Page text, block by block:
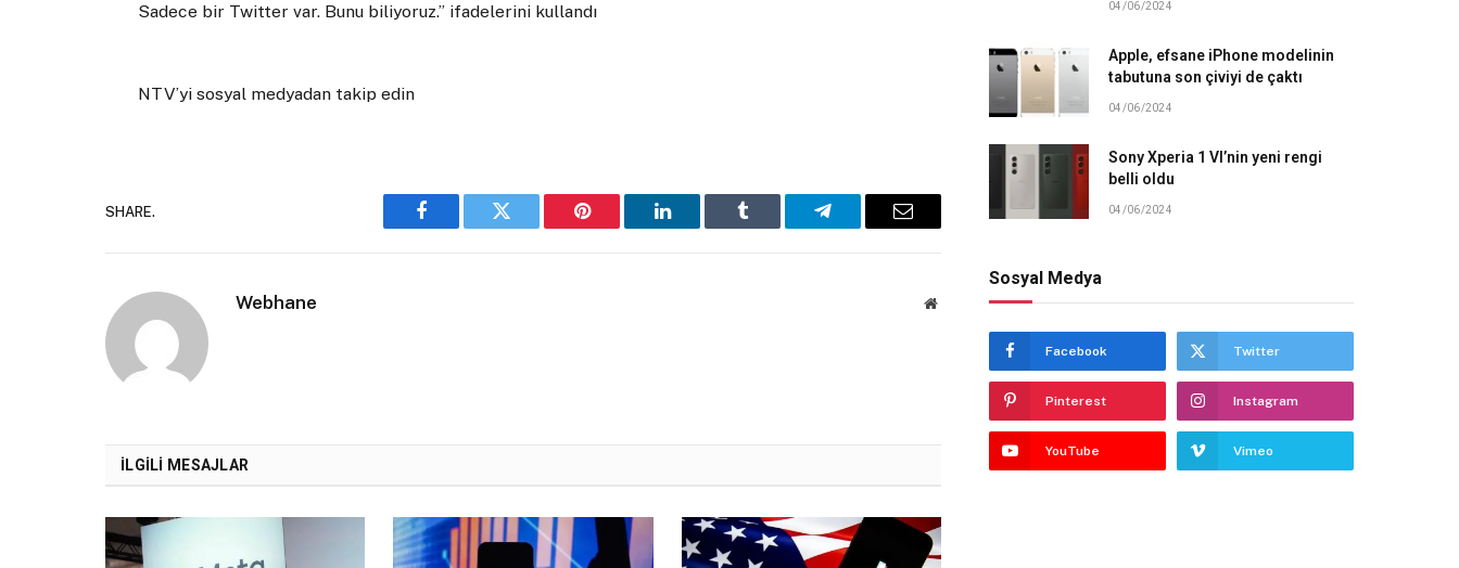
Sadece bir Twitter var. Bunu biliyoruz.” ifadelerini kullandı
NTV’yi sosyal medyadan takip edin
SHARE.
Facebook Twitter Pinterest LinkedIn Tumblr Telegram Email
Webhane Website
İLGILI MESAJLAR
04/06/2024
Apple, efsane iPhone modelinin
tabutuna son çiviyi de çaktı
04/06/2024
Sony Xperia 1 VI’nin yeni rengi
belli oldu
04/06/2024
Sosyal Medya
Facebook Twitter
Pinterest Instagram
YouTube Vimeo